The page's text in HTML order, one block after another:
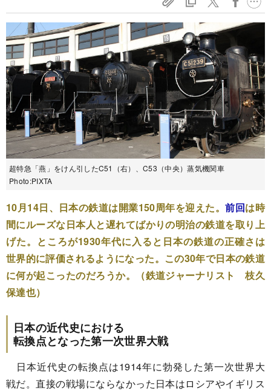
超特急「燕」をけん引したC51（右）、C53（中央）蒸気機関車
Photo:PIXTA
10月14日、日本の鉄道は開業150周年を迎えた。前回は時
間にルーズな日本人と遅れてばかりの明治の鉄道を取り上
げた。ところが1930年代に入ると日本の鉄道の正確さは
世界的に評価されるようになった。この30年で日本の鉄道
に何が起こったのだろうか。（鉄道ジャーナリスト 枝久
保達也）
日本の近代史における
転換点となった第一次世界大戦
日本近代史の転換点は1914年に勃発した第一次世界大
戦だ。直接の戦場にならなかった日本はロシアやイギリス